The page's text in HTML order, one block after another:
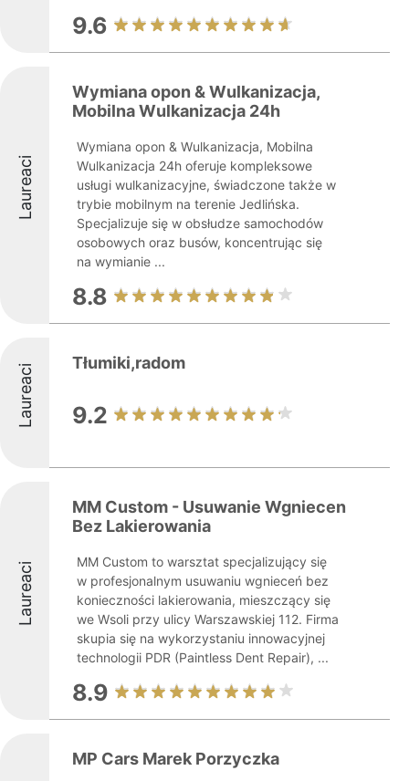
9.6
Laureaci
Wymiana opon & Wulkanizacja,
Mobilna Wulkanizacja 24h
Wymiana opon & Wulkanizacja, Mobilna
Wulkanizacja 24h oferuje kompleksowe
usługi wulkanizacyjne, świadczone także w
trybie mobilnym na terenie Jedlińska.
Specjalizuje się w obsłudze samochodów
osobowych oraz busów, koncentrując się
na wymianie ...
8.8
Laureaci Tłumiki,radom
9.2
Laureaci
MM Custom - Usuwanie Wgniecen
Bez Lakierowania
MM Custom to warsztat specjalizujący się
w profesjonalnym usuwaniu wgnieceń bez
konieczności lakierowania, mieszczący się
we Wsoli przy ulicy Warszawskiej 112. Firma
skupia się na wykorzystaniu innowacyjnej
technologii PDR (Paintless Dent Repair), ...
8.9
MP Cars Marek Porzyczka